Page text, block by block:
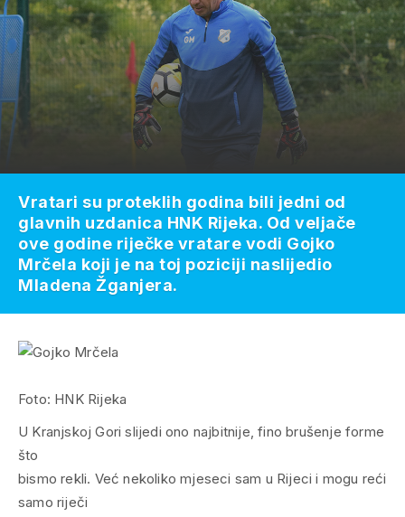
Foto: HNK Rijeka
U Kranjskoj Gori slijedi ono najbitnije, fino brušenje forme
što
bismo rekli. Već nekoliko mjeseci sam u Rijeci i mogu reći
samo riječi
Vratari su proteklih godina bili jedni od
glavnih uzdanica HNK Rijeka. Od veljače
ove godine riječke vratare vodi Gojko
Mrčela koji je na toj poziciji naslijedio
Mladena Žganjera.